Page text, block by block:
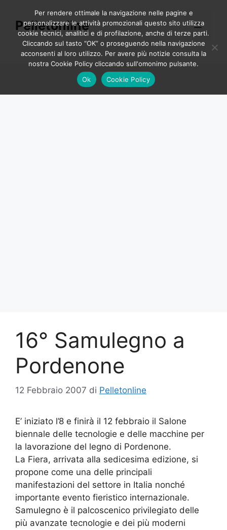
contenuto
Pelletonline Menu
16° Samulegno a
Pordenone
12 Febbraio 2007 di Pelletonline
E’ iniziato l’8 e finirà il 12 febbraio il Salone
biennale delle tecnologie e delle macchine per
la lavorazione del legno di Pordenone.
La Fiera, arrivata alla sedicesima edizione, si
propone come una delle principali
manifestazioni del settore in Italia nonché
importante evento fieristico internazionale.
Samulegno è il palcoscenico privilegiato delle
più avanzate tecnologie e dei più moderni
Per rendere ottimale la navigazione nelle pagine e
personalizzare le attività promozionali questo sito utilizza
cookie tecnici, analitici e di profilazione, anche di terze parti.
Cliccando sul tasto “OK” o proseguendo nella navigazione
acconsenti al loro utilizzo. Per avere più notizie consulta la
nostra Cookie Policy cliccando sull'omonimo pulsante.
Ok
Cookie Policy